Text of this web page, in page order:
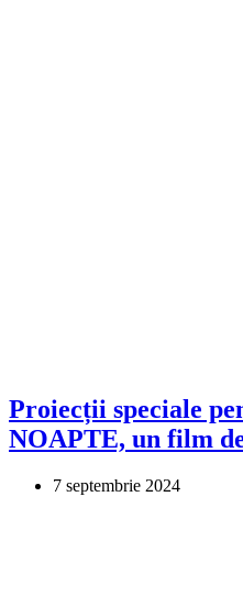
Proiecții speciale
NOAPTE, un film
7 septembrie 2024